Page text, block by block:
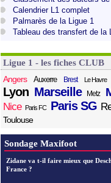
Calendrier L1 complet
Palmarès de la Ligue 1
Tableau des transfert de la
Ligue 1 - les fiches CLUB
Angers
Auxerre Brest Le Havre
Lyon Marseille Metz
Nice Paris FC Paris SG
Toulouse
Sondage Maxifoot
Zidane va t-il faire mieux que
France ?